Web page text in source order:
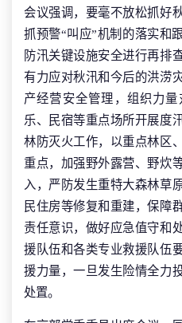
会议强调，要毫不放松抓好
抓预警“叫应”机制的落实和
防汛关键设施安全进行再排
有力应对秋汛和今后的洪涝
产经营安全管理，组织力
乐、民宿等重点场所开展度
林防灭火工作，以重点林区
重点，加强野外露营、野炊
入，严防发生重特大森林草
民住房等修复和重建，保障
责任意识，做好应急值守和
援队伍和各类专业救援队伍
援力量，一旦发生险情全力
处置。